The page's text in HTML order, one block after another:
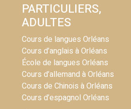
PARTICULIERS,
ADULTES
Cours de langues Orléans
Cours d’anglais à Orléans
École de langues Orléans
Cours d’allemand à Orléans
Cours de Chinois à Orléans
Cours d’espagnol Orléans